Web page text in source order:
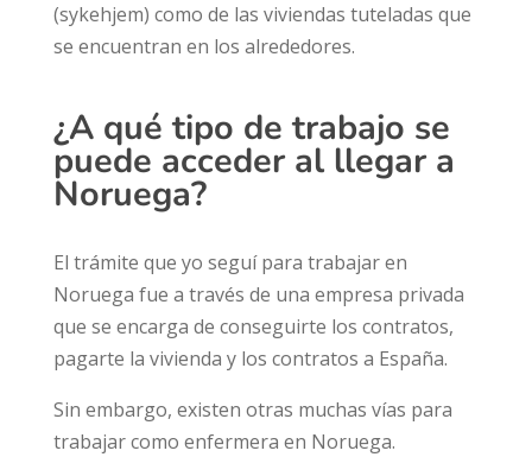
(sykehjem) como de las viviendas tuteladas que
se encuentran en los alrededores.
¿A qué tipo de trabajo se
puede acceder al llegar a
Noruega?
El trámite que yo seguí para trabajar en
Noruega fue a través de una empresa privada
que se encarga de conseguirte los contratos,
pagarte la vivienda y los contratos a España.
Sin embargo, existen otras muchas vías para
trabajar como enfermera en Noruega.